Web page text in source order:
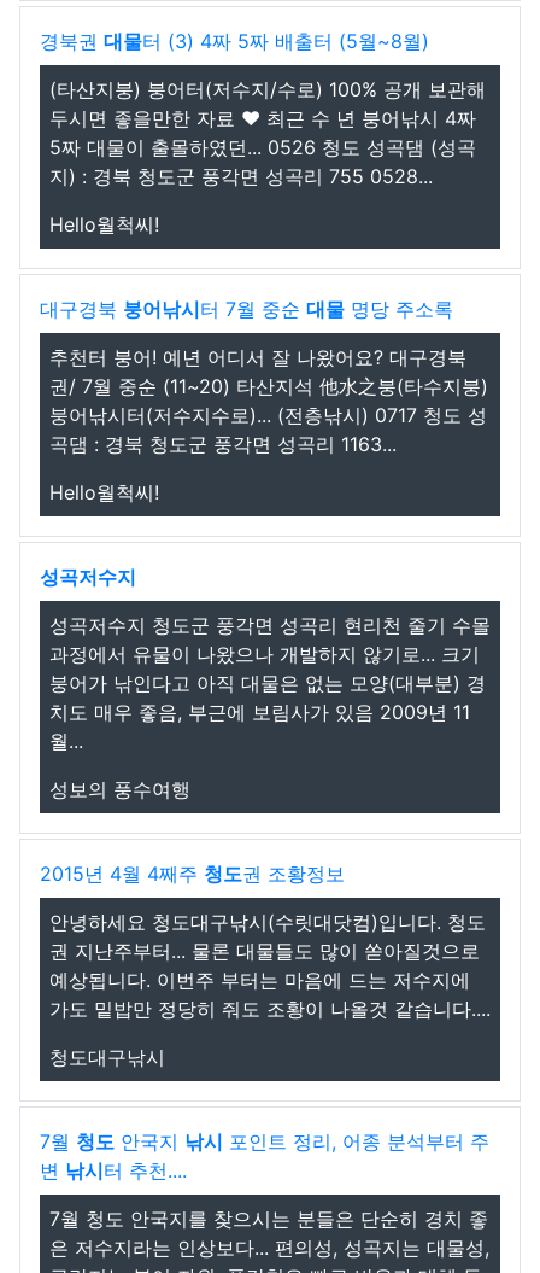
경북권 대물터 (3) 4짜 5짜 배출터 (5월~8월)
(타산지붕) 붕어터(저수지/수로) 100% 공개 보관해
두시면 좋을만한 자료 ❤️ 최근 수 년 붕어낚시 4짜
5짜 대물이 출몰하였던... 0526 청도 성곡댐 (성곡
지) : 경북 청도군 풍각면 성곡리 755 0528...
Hello월척씨!
대구경북 붕어낚시터 7월 중순 대물 명당 주소록
추천터 붕어! 예년 어디서 잘 나왔어요? 대구경북
권/ 7월 중순 (11~20) 타산지석 他水之붕(타수지붕)
붕어낚시터(저수지수로)... (전층낚시) 0717 청도 성
곡댐 : 경북 청도군 풍각면 성곡리 1163...
Hello월척씨!
성곡저수지
성곡저수지 청도군 풍각면 성곡리 현리천 줄기 수몰
과정에서 유물이 나왔으나 개발하지 않기로... 크기
붕어가 낚인다고 아직 대물은 없는 모양(대부분) 경
치도 매우 좋음, 부근에 보림사가 있음 2009년 11
월...
성보의 풍수여행
2015년 4월 4째주 청도권 조황정보
안녕하세요 청도대구낚시(수릿대닷컴)입니다. 청도
권 지난주부터... 물론 대물들도 많이 쏟아질것으로
예상됩니다. 이번주 부터는 마음에 드는 저수지에
가도 밑밥만 정당히 줘도 조황이 나올것 같습니다....
청도대구낚시
7월 청도 안국지 낚시 포인트 정리, 어종 분석부터 주
변 낚시터 추천....
7월 청도 안국지를 찾으시는 분들은 단순히 경치 좋
은 저수지라는 인상보다... 편의성, 성곡지는 대물성,